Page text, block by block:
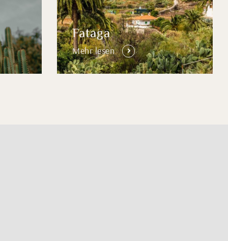
Fataga
Mehr lesen